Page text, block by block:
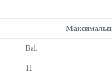
Bal.
11